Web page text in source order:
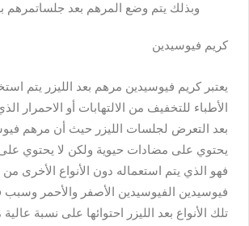
وبذلك يتم وضع المرهم بعد جلساتمرهم
كريم فيوسيدين
يعتبر كريم فيوسيدين مرهم بعد الليزر يتم
الأطباء للتخفيف من الالتهابات أو الاحمرار
بعد التعرض لجلسات الليزر حيث أن مرهم
يحتوي على مضادات حيوية ولكن لا يحتوي على
فهو الذي يتم استعماله دون الأنواع الأخرى من
فيوسيدين الفيوسيدين الأصفر والأحمر
تلك الأنواع بعد الليزر احتوائها على نسبة